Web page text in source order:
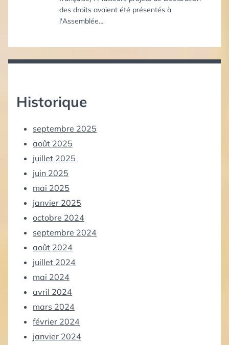
des droits avaient été présentés à
l'Assemblée…
Historique
septembre 2025
août 2025
juillet 2025
juin 2025
mai 2025
janvier 2025
octobre 2024
septembre 2024
août 2024
juillet 2024
mai 2024
avril 2024
mars 2024
février 2024
janvier 2024